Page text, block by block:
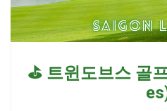
⛳ 트윈도브스 골